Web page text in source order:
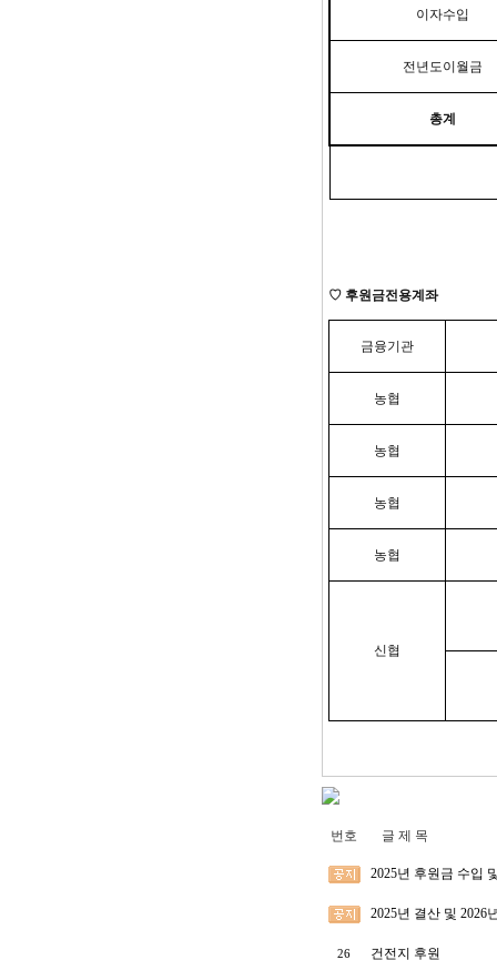
이자수입
전년도이월금
총계
♡ 후원금전용계좌
금융기관
농협
농협
농협
농협
신협
번호 글 제 목
2025년 후원금 수입
2025년 결산 및 2026
26 건전지 후원